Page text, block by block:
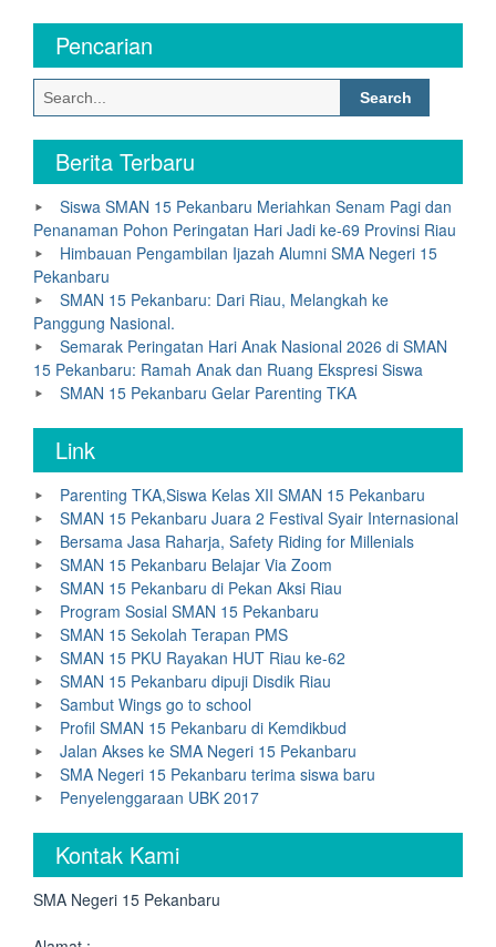
Pencarian
Search
for:
Berita Terbaru
Siswa SMAN 15 Pekanbaru Meriahkan Senam Pagi dan
Penanaman Pohon Peringatan Hari Jadi ke-69 Provinsi Riau
Himbauan Pengambilan Ijazah Alumni SMA Negeri 15
Pekanbaru
SMAN 15 Pekanbaru: Dari Riau, Melangkah ke
Panggung Nasional.
Semarak Peringatan Hari Anak Nasional 2026 di SMAN
15 Pekanbaru: Ramah Anak dan Ruang Ekspresi Siswa
SMAN 15 Pekanbaru Gelar Parenting TKA
Link
Parenting TKA,Siswa Kelas XII SMAN 15 Pekanbaru
SMAN 15 Pekanbaru Juara 2 Festival Syair Internasional
Bersama Jasa Raharja, Safety Riding for Millenials
SMAN 15 Pekanbaru Belajar Via Zoom
SMAN 15 Pekanbaru di Pekan Aksi Riau
Program Sosial SMAN 15 Pekanbaru
SMAN 15 Sekolah Terapan PMS
SMAN 15 PKU Rayakan HUT Riau ke-62
SMAN 15 Pekanbaru dipuji Disdik Riau
Sambut Wings go to school
Profil SMAN 15 Pekanbaru di Kemdikbud
Jalan Akses ke SMA Negeri 15 Pekanbaru
SMA Negeri 15 Pekanbaru terima siswa baru
Penyelenggaraan UBK 2017
Kontak Kami
SMA Negeri 15 Pekanbaru